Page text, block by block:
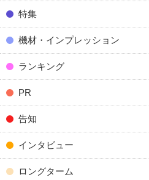
特集
機材・インプレッション
ランキング
PR
告知
インタビュー
ロングターム